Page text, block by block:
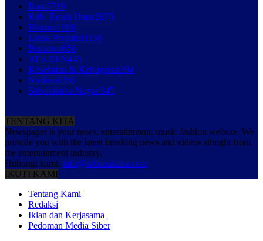
Baru5719
Kab. Tanah Datar2670
Hukrim1980
Lintas Propinsi1158
Peristiwa656
ATR/BPN445
Kesehatan & Kebugaran394
Nasional358
Sabanakaba Nagari345
TENTANG KITA
Newspaper is your news, entertainment, music fashion website. We
provide you with the latest breaking news and videos straight from
the entertainment industry.
Hubungi kami: info@sabanakaba.com
IKUTI KAMI
Tentang Kami
Redaksi
Iklan dan Kerjasama
Pedoman Media Siber